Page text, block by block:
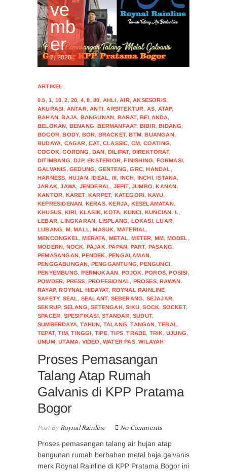
ve
mb
er
2, 2020
ARTIKEL
0.5,1, 10,2,20, 4,8,80, AHLI,AIR,AKSESORIS,
AKURASI, ANTAR,ANTI,ARSITEKTUR, AS, ATAP,
BAHAN,BAJA, BANGUNAN, BARAT,BELANDA,
BELOKAN, BENANG,BERMANFAAT, BIBIR,BIDANG,
BOCOR,BODY, BOR, BRACKET,BTM,BUANGAN,
BUDAYA, CAGAR,CAT,CLASSIC, CM, COATING,
COCOK,CORONG ,DAN,DILIPAT, DIREKTORAT,
DITIMBANG,DJP,EKSTERIOR,FINISHING, FORMASI,
GALVANIS,GEDUNG, GENTENG,GRC,HANDAL ,
HARNESS, HUJAN,IDEAL, III, INCH, INCHI,ISTANA,
JARAK,JAWA, JENDERAL, JEPIT,JUMBO,KANAN,
KANTOR, KARET,KARPET, KATEGORI, KAYU,
KEPRESIDENAN, KERAS,KERJA, KESELAMATAN,
KHUSUS, KIRI, KLASIK,KOTA, KUNCI,KUNCIAN, L,
LEBAR,LINGKARAN, LISPLANG, LOKASI,LUAR,
LUBANG, M,MALL,MASUK, MATERIAL,
MENCONGKEL,MERATA,METAL,METER, MM, MODEL ,
MODERN, NOCK, PAJAK,PAPAN, PART, PASANG,
PEMASANGAN,PENDEK,PENGALAMAN,
PENGGABUNGAN, PENGGANTUNG,PENGUNCI,
PENYEMBUNG,PERMUKAAN, POJOK,POROS,POSISI,
POWDER, PRESS,PROFESIONAL, PROSES,RAWAN,
RAYAP,ROYNAL HIDAYAT, ROYNAL RAINLINE,
SAFETY, SEAL, SEALANT, SEBERANG, SEJAJAR,
SEKRUP, SELANG,SETENGAH,SIKU,SOCK, SOCKET,
SPACER, SPESIFIKASI,STANDAR,SUDUT,
SUMBERDAYA,TAHUN, TALANG,TANGAN,TEBAL,
TEPAT,TIM,TINGGI,TIPE,TIPS,TRADE, TRIK,UJUNG,
UMUM,UTAMA, VIDEO ,WATER PAS,WILAYAH
Proses Pemasangan
Talang Atap Rumah
Galvanis di KPP Pratama
Bogor
Post ByRoynal Rainline No Comments
Proses pemasangan talang air hujan atap
bangunan rumah berbahan metal baja galvanis
merk Roynal Rainline di KPP Pratama Bogor ini